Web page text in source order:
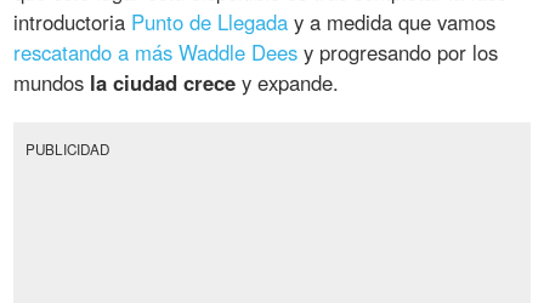
introductoria Punto de Llegada y a medida que vamos
rescatando a más Waddle Dees y progresando por los
mundos la ciudad crece y expande.
PUBLICIDAD